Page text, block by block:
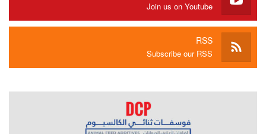
Join us on Youtube
RSS
Subscribe our RSS